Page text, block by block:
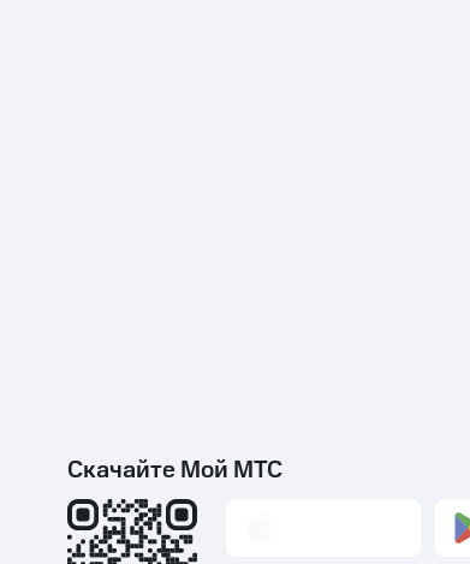
Скачайте Мой МТС